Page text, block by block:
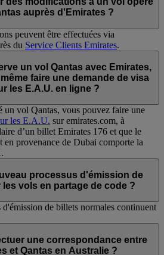
auprès d'Emirates ?
peuvent être effectuées via
du Service Clients Emirates.
un vol Qantas avec Emirates,
faire une demande de visa
les E.A.U. en ligne ?
un vol Qantas, vous pouvez faire une
les E.A.U. sur emirates.com, à
d’un billet Emirates 176 et que le
en provenance de Dubai comporte la
processus d'émission de
les vols en partage de code ?
de billets normales continuent
une correspondance entre
et Qantas en Australie ?